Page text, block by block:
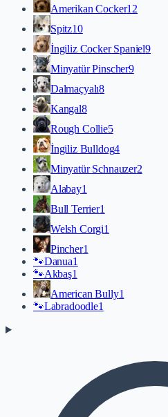
Amerikan Cocker12
Spitz10
İngiliz Cocker Spaniel9
Minyatür Pinscher9
Dalmaçyalı8
Kangal8
Rough Collie5
İngiliz Bulldog4
Minyatür Schnauzer2
Alabay1
Bull Terrier1
Welsh Corgi1
Pincher1
🐾Danua1
🐾Akbaş1
American Bully1
🐾Labradoodle1